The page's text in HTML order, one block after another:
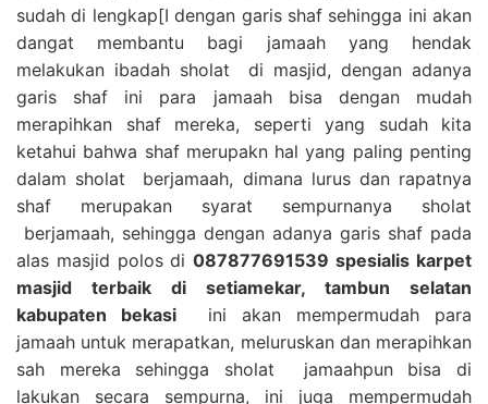
sudah di lengkap[I dengan garis shaf sehingga ini akan
dangat membantu bagi jamaah yang hendak
melakukan ibadah sholat di masjid, dengan adanya
garis shaf ini para jamaah bisa dengan mudah
merapihkan shaf mereka, seperti yang sudah kita
ketahui bahwa shaf merupakn hal yang paling penting
dalam sholat berjamaah, dimana lurus dan rapatnya
shaf merupakan syarat sempurnanya sholat
berjamaah, sehingga dengan adanya garis shaf pada
alas masjid polos di087877691539 spesialis karpet
masjid terbaik di setiamekar, tambun selatan
kabupaten bekasi ini akan mempermudah para
jamaah untuk merapatkan, meluruskan dan merapihkan
sah mereka sehingga sholat jamaahpun bisa di
lakukan secara sempurna, ini juga mempermudah